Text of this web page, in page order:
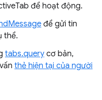
để hoạt động.
để gửi tin
thể.
tabs.query cơ bản,
thẻ hiện tại của người